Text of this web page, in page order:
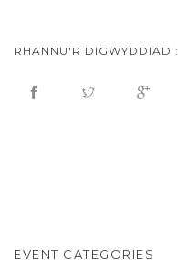
RHANNU'R DIGWYDDIAD :
EVENT CATEGORIES